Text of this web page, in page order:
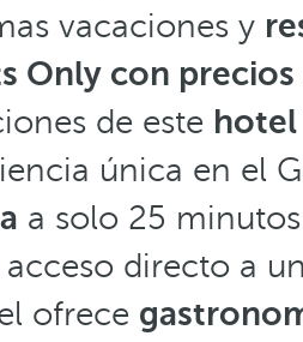
vacaciones y
Only con
de este hotel
única en el
a solo 25
directo a
ofrece